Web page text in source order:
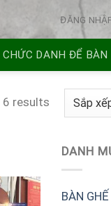
ĐĂNG
CHỨC DANH ĐỂ BÀN
6 results
DANH
BÀN